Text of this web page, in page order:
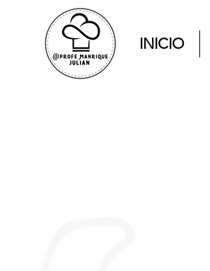
INICIO